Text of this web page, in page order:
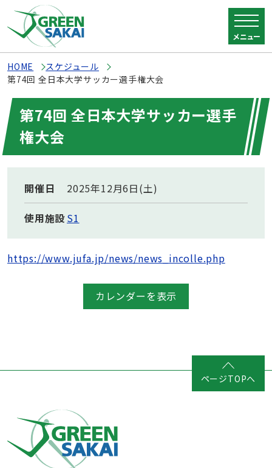
メニュー
HOME
スケジュール
第74回 全日本大学サッカー選手権大会
第74回 全日本大学サッカー選手
権大会
開催日 2025年12月6日(土)
使用施設S1
https://www.jufa.jp/news/news_incolle.php
カレンダーを表示
ページTOPへ